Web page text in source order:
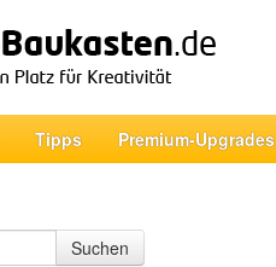
Tipps Premium-Upgrades
Suchen